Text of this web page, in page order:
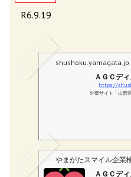
R6.9.19
shushoku.yamagata.jp
ＡＧＣデ
https://
外部サイト「山形
やまがたスマイル企業
ＡＧＣデ